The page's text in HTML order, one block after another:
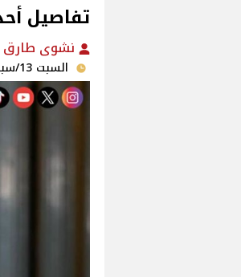
تفاصيل
نشوى طارق
السبت 13/سبتمبر/2025 - 07:13 م